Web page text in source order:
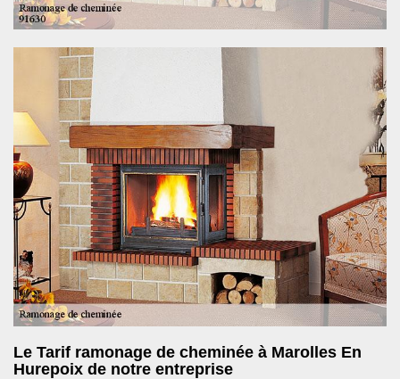
Le Tarif ramonage de cheminée à Marolles En
Hurepoix de notre entreprise